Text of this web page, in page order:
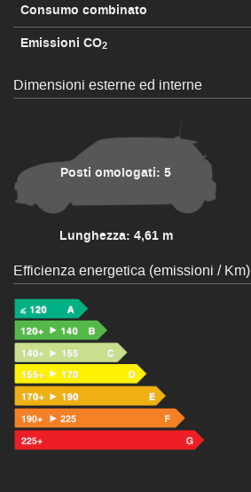
Consumo combinato
Emissioni CO2
Dimensioni esterne ed interne
Posti omologati: 5
Lunghezza: 4,61 m
Efficienza energetica (emissioni / Km)